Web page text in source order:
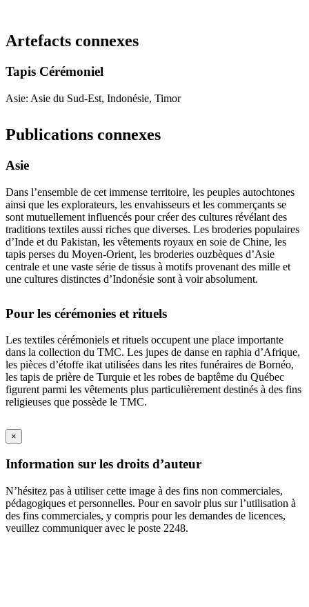
Artefacts connexes
Tapis Cérémoniel
Asie: Asie du Sud-Est, Indonésie, Timor
Publications connexes
Asie
Dans l’ensemble de cet immense territoire, les peuples autochtones
ainsi que les explorateurs, les envahisseurs et les commerçants se
sont mutuellement influencés pour créer des cultures révélant des
traditions textiles aussi riches que diverses. Les broderies populaires
d’Inde et du Pakistan, les vêtements royaux en soie de Chine, les
tapis perses du Moyen-Orient, les broderies ouzbèques d’Asie
centrale et une vaste série de tissus à motifs provenant des mille et
une cultures distinctes d’Indonésie sont à voir absolument.
Pour les cérémonies et rituels
Les textiles cérémoniels et rituels occupent une place importante
dans la collection du TMC. Les jupes de danse en raphia d’Afrique,
les pièces d’étoffe ikat utilisées dans les rites funéraires de Bornéo,
les tapis de prière de Turquie et les robes de baptême du Québec
figurent parmi les vêtements plus particulièrement destinés à des fins
religieuses que possède le TMC.
×
Information sur les droits d’auteur
N’hésitez pas à utiliser cette image à des fins non commerciales,
pédagogiques et personnelles. Pour en savoir plus sur l’utilisation à
des fins commerciales, y compris pour les demandes de licences,
veuillez communiquer avec le poste 2248.